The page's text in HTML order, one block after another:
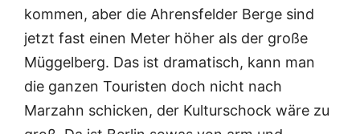
kommen, aber die Ahrensfelder Berge sind
jetzt fast einen Meter höher als der große
Müggelberg. Das ist dramatisch, kann man
die ganzen Touristen doch nicht nach
Marzahn schicken, der Kulturschock wäre zu